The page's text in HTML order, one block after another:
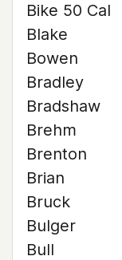
Bike 50 Cal
Blake
Bowen
Bradley
Bradshaw
Brehm
Brenton
Brian
Bruck
Bulger
Bull